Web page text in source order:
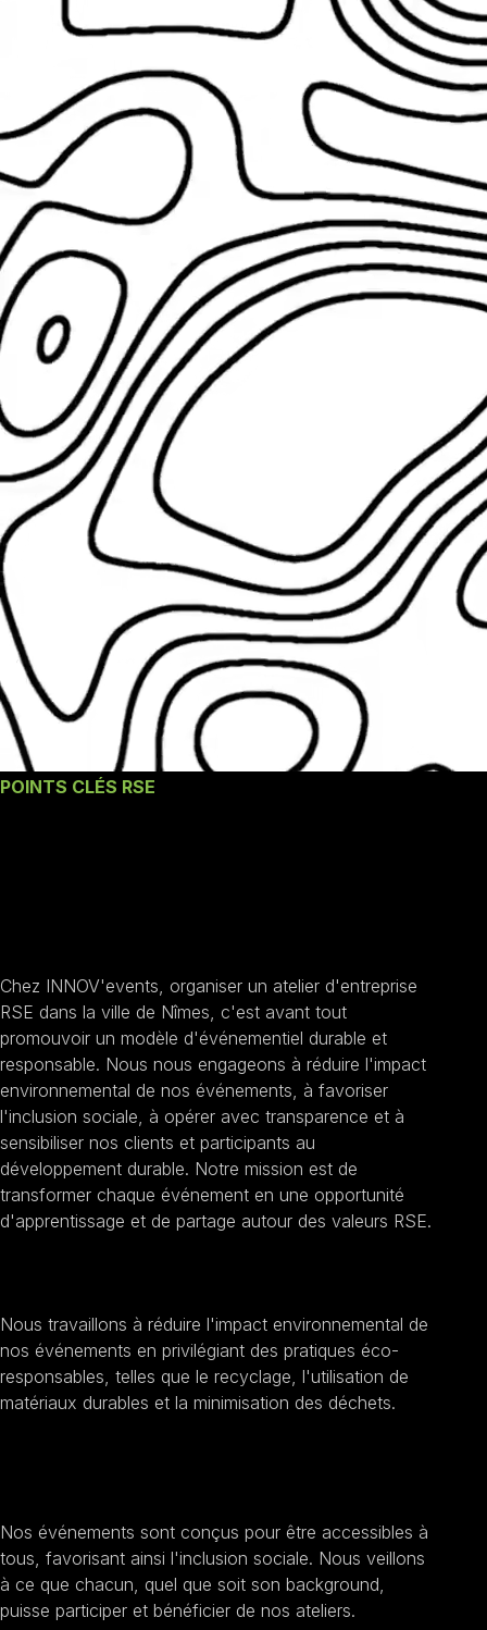
POINTS CLÉS RSE
Chez INNOV'events, organiser un atelier d'entreprise
RSE dans la ville de Nîmes, c'est avant tout
promouvoir un modèle d'événementiel durable et
responsable. Nous nous engageons à réduire l'impact
environnemental de nos événements, à favoriser
l'inclusion sociale, à opérer avec transparence et à
sensibiliser nos clients et participants au
développement durable. Notre mission est de
transformer chaque événement en une opportunité
d'apprentissage et de partage autour des valeurs RSE.
Nous travaillons à réduire l'impact environnemental de
nos événements en privilégiant des pratiques éco-
responsables, telles que le recyclage, l'utilisation de
matériaux durables et la minimisation des déchets.
Nos événements sont conçus pour être accessibles à
tous, favorisant ainsi l'inclusion sociale. Nous veillons
à ce que chacun, quel que soit son background,
puisse participer et bénéficier de nos ateliers.